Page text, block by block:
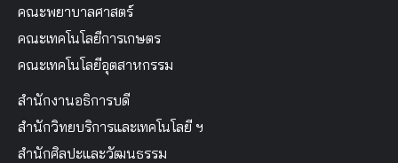
คณะพยาบาลศาสตร์
คณะเทคโนโลยีการเกษตร
คณะเทคโนโลยีอุตสาหกรรม
สำนักงานอธิการบดี
สำนักวิทยบริการและเทคโนโลยี ฯ
สำนักศิลปะและวัฒนธรรม